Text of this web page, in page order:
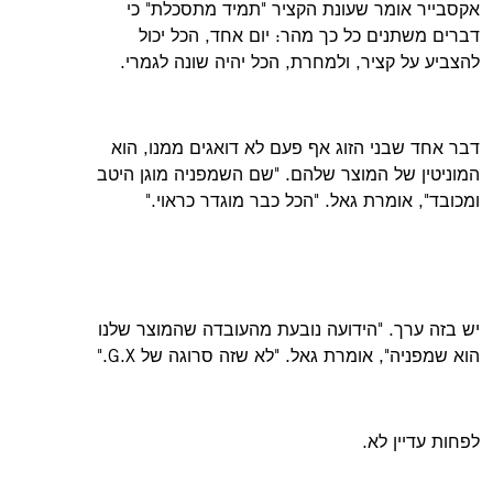
אקסבייר אומר שעונת הקציר "תמיד מתסכלת" כי
דברים משתנים כל כך מהר: יום אחד, הכל יכול
להצביע על קציר, ולמחרת, הכל יהיה שונה לגמרי.
דבר אחד שבני הזוג אף פעם לא דואגים ממנו, הוא
המוניטין של המוצר שלהם. "שם השמפניה מוגן היטב
ומכובד", אומרת גאל. "הכל כבר מוגדר כראוי."
יש בזה ערך. "הידועה נובעת מהעובדה שהמוצר שלנו
הוא שמפניה", אומרת גאל. "לא שזה סרוגה של G.X."
לפחות עדיין לא.